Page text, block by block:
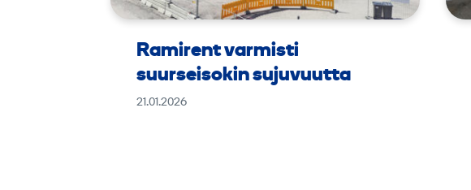
Ramirent varmisti
suurseisokin sujuvuutta
21.01.2026